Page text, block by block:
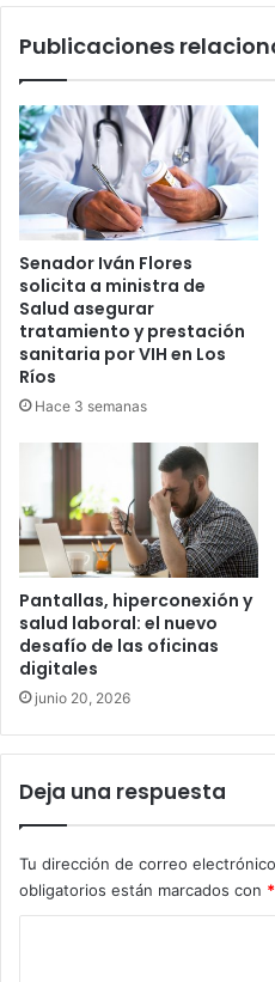
Publicaciones
Senador Iván Flores
solicita a ministra de
Salud asegurar
tratamiento y prestación
sanitaria por VIH en Los
Ríos
Hace 3 semanas
Pantallas, hiperconexión y
salud laboral: el nuevo
desafío de las oficinas
digitales
junio 20, 2026
Deja una respuesta
Tu dirección de correo
obligatorios están marcados con *